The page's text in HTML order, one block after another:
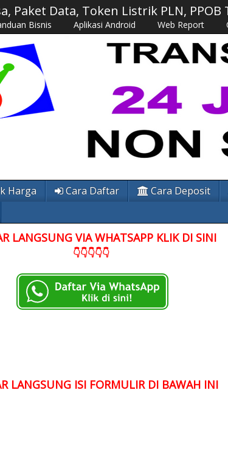
Paket Data, Token Listrik PLN,
Bisnis Aplikasi Android Web Report
Harga Cara Daftar Cara Deposit
LANGSUNG VIA WHATSAPP KLIK DI SINI
👇👇👇👇👇
LANGSUNG ISI FORMULIR DI BAWAH INI